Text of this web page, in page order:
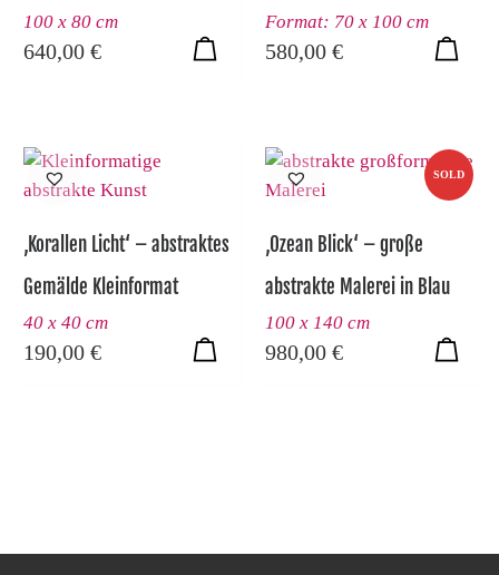
100 x 80 cm
640,00 €
Format: 70 x 100 cm
580,00€
‚Korallen Licht‘ – abstraktes
Gemälde Kleinformat
40 x 40 cm
190,00 €
SOLD
‚Ozean Blick‘ – große
abstrakte Malerei in Blau
100 x 140 cm
980,00€